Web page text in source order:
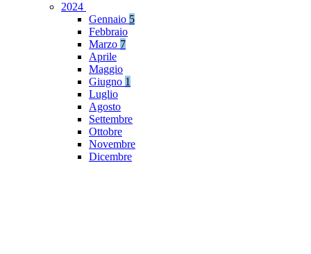
2024
Gennaio 5
Febbraio
Marzo 7
Aprile
Maggio
Giugno 1
Luglio
Agosto
Settembre
Ottobre
Novembre
Dicembre